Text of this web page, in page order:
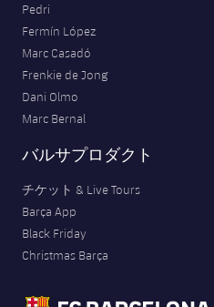
Pedri
Fermín López
Marc Casadó
Frenkie de Jong
Dani Olmo
Marc Bernal
バルサプロダクト
チケット & Live Tours
Barça App
Black Friday
Christmas Barça